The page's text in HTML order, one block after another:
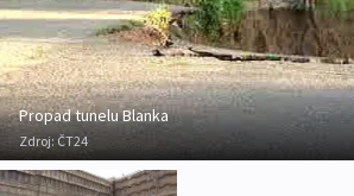
Propad tunelu Blanka
Zdroj: ČT24